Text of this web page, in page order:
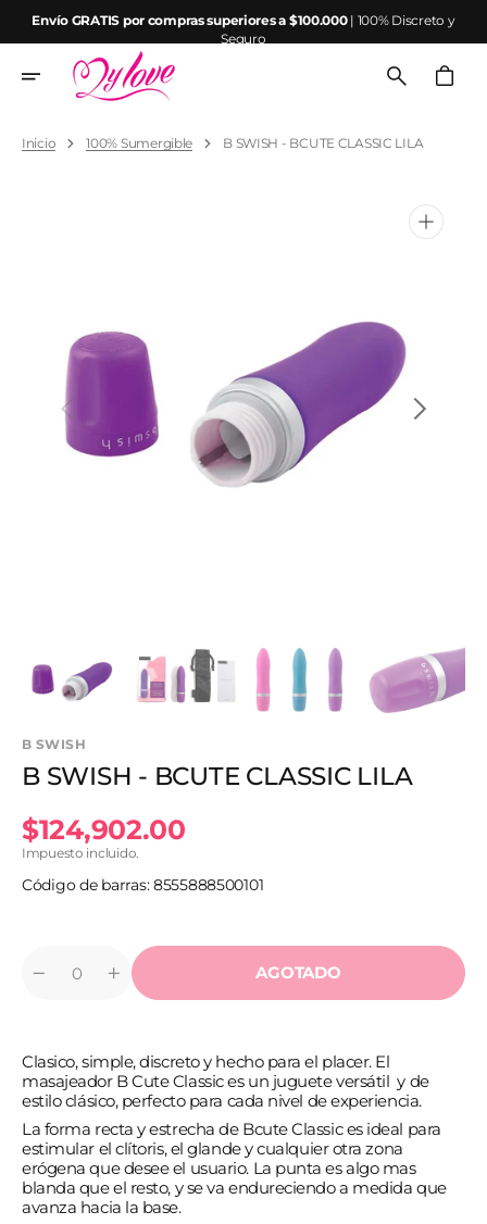
directamente
al
contenido
Envío GRATIS por compras superiores a $100.000| 100% Discreto y
Seguro
Carrito
Inicio 100% Sumergible B SWISH - BCUTE CLASSIC LILA
Abrir
elemento
multimedia
1
en
B SWISH
B SWISH - BCUTE CLASSIC LILA
Precio
habitual
$124,902.00
Impuesto incluido.
Código de barras: 8555888500101
Reducir
-
BCUTE
CLASSIC
LILA
Cantidad
Aumentar
cantidad
-
BCUTE
CLASSIC
LILA
AGOTADO
Clasico, simple, discreto y hecho para el placer. El
masajeador B Cute Classic es un juguete versátil y de
estilo clásico, perfecto para cada nivel de experiencia.
La forma recta y estrecha de Bcute Classic es ideal para
estimular el clítoris, el glande y cualquier otra zona
erógena que desee el usuario. La punta es algo mas
blanda que el resto, y se va endureciendo a medida que
avanza hacia la base.